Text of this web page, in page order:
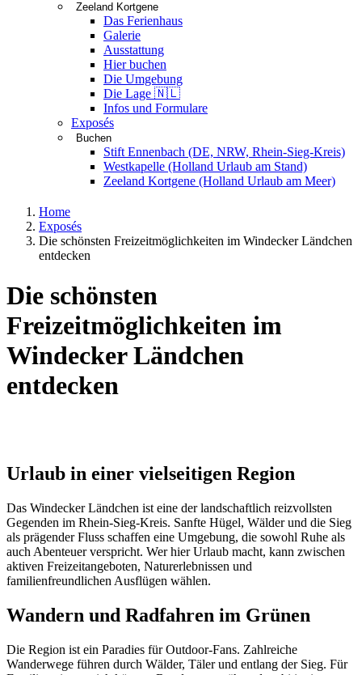
Zeeland Kortgene
Das Ferienhaus
Galerie
Ausstattung
Hier buchen
Die Umgebung
Die Lage 🇳🇱
Infos und Formulare
Exposés
Buchen
Stift Ennenbach (DE, NRW, Rhein-Sieg-Kreis)
Westkapelle (Holland Urlaub am Stand)
Zeeland Kortgene (Holland Urlaub am Meer)
Home
Exposés
Die schönsten Freizeitmöglichkeiten im Windecker Ländchen
entdecken
Die schönsten
Freizeitmöglichkeiten im
Windecker Ländchen
entdecken
Urlaub in einer vielseitigen Region
Das Windecker Ländchen ist eine der landschaftlich reizvollsten
Gegenden im Rhein-Sieg-Kreis. Sanfte Hügel, Wälder und die Sieg
als prägender Fluss schaffen eine Umgebung, die sowohl Ruhe als
auch Abenteuer verspricht. Wer hier Urlaub macht, kann zwischen
aktiven Freizeitangeboten, Naturerlebnissen und
familienfreundlichen Ausflügen wählen.
Wandern und Radfahren im Grünen
Die Region ist ein Paradies für Outdoor-Fans. Zahlreiche
Wanderwege führen durch Wälder, Täler und entlang der Sieg. Für